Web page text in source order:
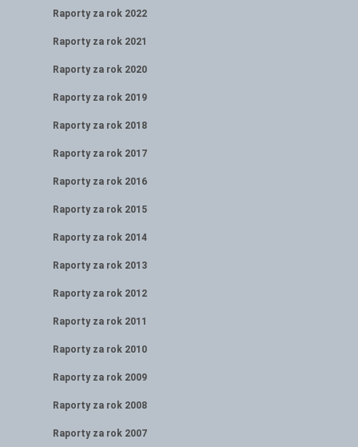
Raporty za rok 2022
Raporty za rok 2021
Raporty za rok 2020
Raporty za rok 2019
Raporty za rok 2018
Raporty za rok 2017
Raporty za rok 2016
Raporty za rok 2015
Raporty za rok 2014
Raporty za rok 2013
Raporty za rok 2012
Raporty za rok 2011
Raporty za rok 2010
Raporty za rok 2009
Raporty za rok 2008
Raporty za rok 2007